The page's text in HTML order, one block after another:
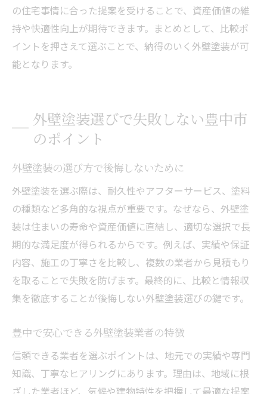
アフターサービスで差がつく外壁塗装選び
豊中市の外壁塗装を比較して理想の住まいに
外壁塗装比較で理想の住まいを実現する方
法
吹田と比較した外壁塗装の満足ポイント
住まいの価値を高める外壁塗装の提案
外壁塗装選びで後悔しないための最終チェ
ック
の住宅事情に合った提案を受けることで、資産価値の維
持や快適性向上が期待できます。まとめとして、比較ポ
イントを押さえて選ぶことで、納得のいく外壁塗装が可
能となります。
外壁塗装選びで失敗しない豊中市
のポイント
外壁塗装の選び方で後悔しないために
外壁塗装を選ぶ際は、耐久性やアフターサービス、塗料
の種類など多角的な視点が重要です。なぜなら、外壁塗
装は住まいの寿命や資産価値に直結し、適切な選択で長
期的な満足度が得られるからです。例えば、実績や保証
内容、施工の丁寧さを比較し、複数の業者から見積もり
を取ることで失敗を防げます。最終的に、比較と情報収
集を徹底することが後悔しない外壁塗装選びの鍵です。
豊中で安心できる外壁塗装業者の特徴
信頼できる業者を選ぶポイントは、地元での実績や専門
知識、丁寧なヒアリングにあります。理由は、地域に根
ざした業者ほど、気候や建物特性を把握して最適な提案